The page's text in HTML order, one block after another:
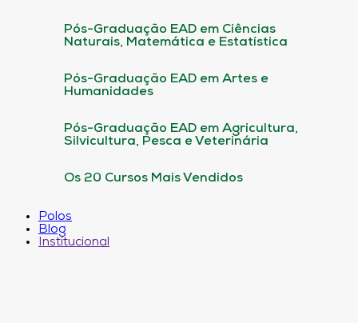
Pós-Graduação EAD em Ciências
Naturais, Matemática e Estatística
Pós-Graduação EAD em Artes e
Humanidades
Pós-Graduação EAD em Agricultura,
Silvicultura, Pesca e Veterinária
Os 20 Cursos Mais Vendidos
Polos
Blog
Institucional